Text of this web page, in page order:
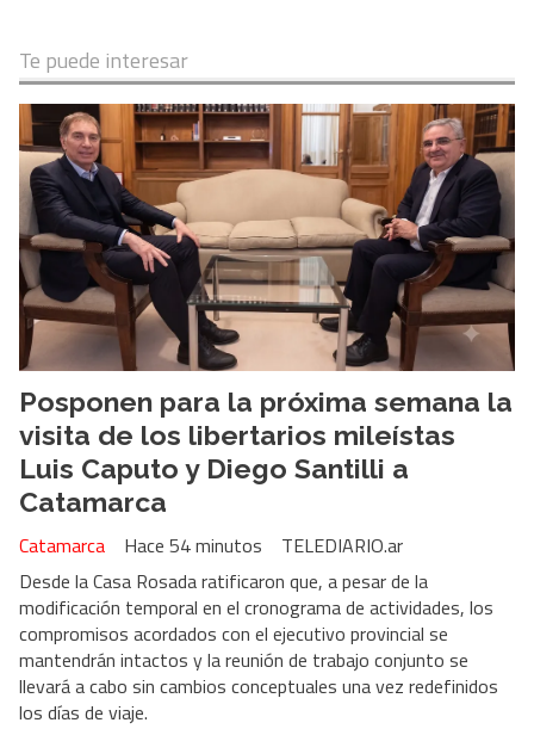
Te puede interesar
Posponen para la próxima semana la
visita de los libertarios mileístas
Luis Caputo y Diego Santilli a
Catamarca
TELEDIARIO.ar
Catamarca
Hace 54 minutos
Desde la Casa Rosada ratificaron que, a pesar de la
modificación temporal en el cronograma de actividades, los
compromisos acordados con el ejecutivo provincial se
mantendrán intactos y la reunión de trabajo conjunto se
llevará a cabo sin cambios conceptuales una vez redefinidos
los días de viaje.